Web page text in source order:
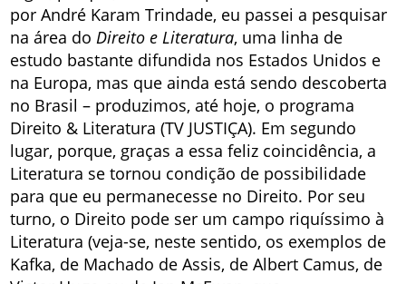
por André Karam Trindade, eu passei a pesquisar
na área doDireito e Literatura, uma linha de
estudo bastante difundida nos Estados Unidos e
na Europa, mas que ainda está sendo descoberta
no Brasil – produzimos, até hoje, o programa
Direito & Literatura (TV JUSTIÇA). Em segundo
lugar, porque, graças a essa feliz coincidência, a
Literatura se tornou condição de possibilidade
para que eu permanecesse no Direito. Por seu
turno, o Direito pode ser um campo riquíssimo à
Literatura (veja-se, neste sentido, os exemplos de
Kafka, de Machado de Assis, de Albert Camus, de